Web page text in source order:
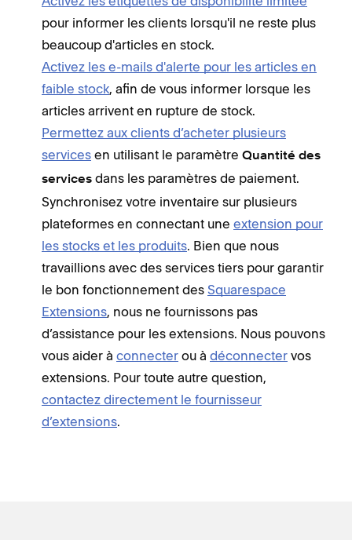
pour informer les clients lorsqu'il ne reste plus
beaucoup d'articles en stock.
Activez les e-mails d'alerte pour les articles en
faible stock, afin de vous informer lorsque les
articles arrivent en rupture de stock.
Permettez aux clients d’acheter plusieurs
services en utilisant le paramètre Quantité des
services dans les paramètres de paiement.
Synchronisez votre inventaire sur plusieurs
plateformes en connectant une extension pour
les stocks et les produits. Bien que nous
travaillions avec des services tiers pour garantir
le bon fonctionnement des Squarespace
Extensions, nous ne fournissons pas
d’assistance pour les extensions. Nous pouvons
vous aider à connecter ou à déconnecter vos
extensions. Pour toute autre question,
contactez directement le fournisseur
d’extensions.